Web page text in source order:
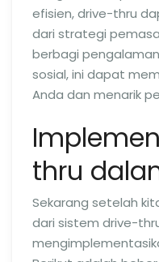
efisien, drive-thru
dari strategi
berbagi
sosial, ini dapat
Anda dan menarik
thru
Sekarang setelah
dari sistem drive-